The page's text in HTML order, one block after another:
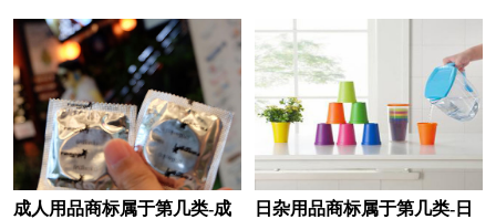
成人用品商标属于第几类-成
日杂用品商标属于第几类-日